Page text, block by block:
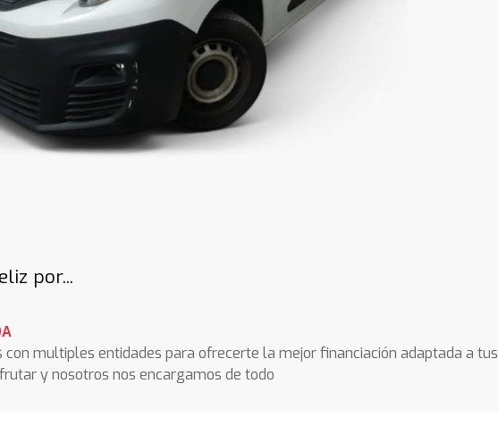
por...
con multiples entidades para ofrecerte la mejor financiación adaptada a tus
y nosotros nos encargamos de todo